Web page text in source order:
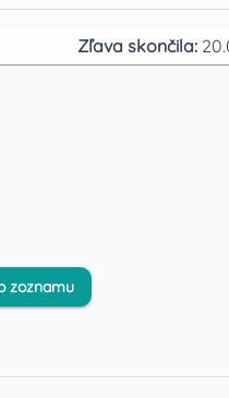
Zľava skončila:
zoznamu